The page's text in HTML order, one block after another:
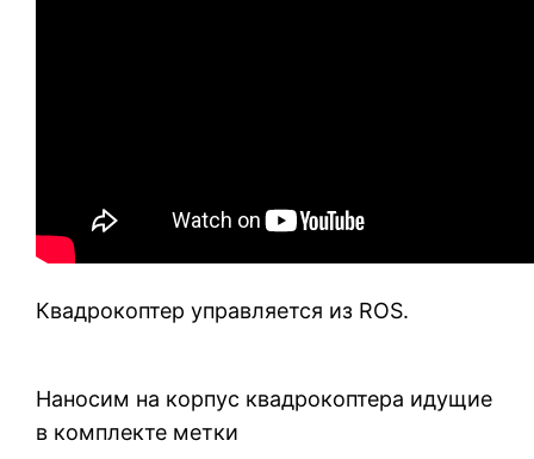
Квадрокоптер управляется из ROS.
Наносим на корпус квадрокоптера идущие
в комплекте метки